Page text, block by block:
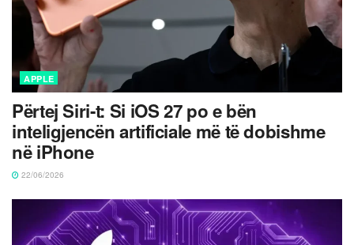
APPLE
Përtej Siri-t: Si iOS 27 po e bën
inteligjencën artificiale më të dobishme
në iPhone
22/06/2026